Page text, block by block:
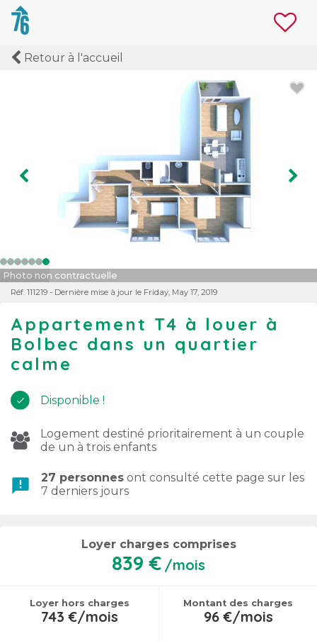
Retour à l'accueil
Photo non contractuelle
Image précédente
Réf. 111219 - Dernière mise à jour le Friday, May 17, 2019
Appartement T4 à louer à
Bolbec dans un quartier
calme
Disponible !
Logement destiné prioritairement à un couple
de un à trois enfants
announcement 27 personnes ont consulté cette page sur les
7 derniers jours
Loyer charges comprises
839 € /mois
Loyer hors charges
743 €/mois
Montant des charges
96 €/mois